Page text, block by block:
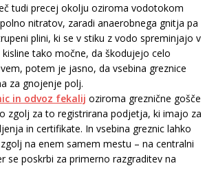
tudi precej okolju oziroma vodotokom
nitratov, zaradi anaerobnega gnitja pa
plini, ki se v stiku z vodo spreminjajo v
kisline tako močne, da škodujejo celo
potem je jasno, da vsebina greznice
za gnojenje polj.
in odvoz fekalij oziroma greznične gošče
zgolj za to registrirana podjetja, ki imajo za
in certifikate. In vsebina greznic lahko
na enem samem mestu – na centralni
se poskrbi za primerno razgraditev na